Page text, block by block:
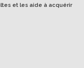
et les aide à acquérir